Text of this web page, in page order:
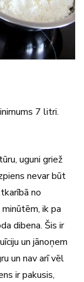
7 litri.
uguni griež
nevar būt
no
ik pa
dibena. Šis ir
un jānoņem
un nav arī vēl
ir pakusis,